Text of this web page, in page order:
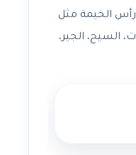
الخيمة مثل
السيح، الجير،